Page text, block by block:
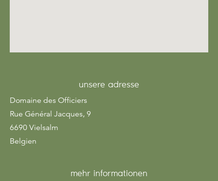
unsere adresse
Domaine des Officiers
Rue Général Jacques, 9
6690 Vielsalm
Belgien
mehr informationen